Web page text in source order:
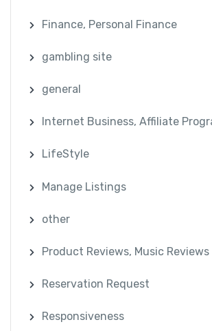
Finance, Personal Finance
gambling site
general
Internet Business, Affiliate
LifeStyle
Manage Listings
other
Product Reviews, Music Reviews
Reservation Request
Responsiveness